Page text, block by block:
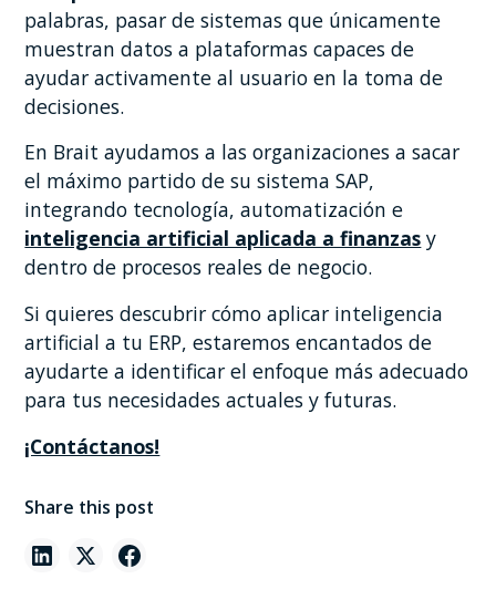
palabras, pasar de sistemas que únicamente
muestran datos a plataformas capaces de
ayudar activamente al usuario en la toma de
decisiones.
En Brait ayudamos a las organizaciones a sacar
el máximo partido de su sistema SAP,
integrando tecnología, automatización e
inteligencia artificial aplicada a finanzas y
dentro de procesos reales de negocio.
Si quieres descubrir cómo aplicar inteligencia
artificial a tu ERP, estaremos encantados de
ayudarte a identificar el enfoque más adecuado
para tus necesidades actuales y futuras.
‍¡Contáctanos!
Share this post